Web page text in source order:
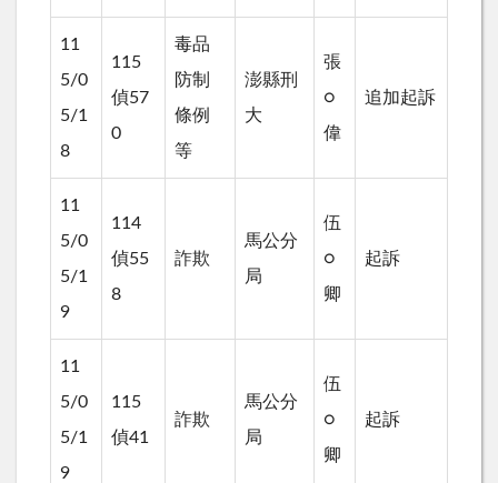
11
5/0
5/1
8
115
偵57
0
毒品
防制
條例
等
澎縣刑
大
張
○
偉
追加起訴
11
5/0
5/1
9
114
偵55
8
詐欺
馬公分
局
伍
○
卿
起訴
11
5/0
5/1
9
115
偵41
詐欺
馬公分
局
伍
○
卿
起訴